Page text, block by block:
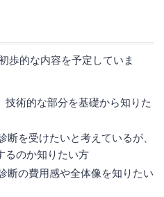
歩的な内容を予定していま
技術的な部分を基礎から知りた
を受けたいと考えているが、
るのか知りたい方
断の費用感や全体像を知りたい